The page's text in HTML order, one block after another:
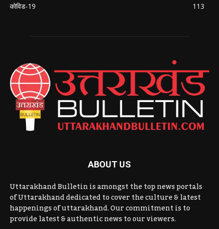
कोविड-19
113
ABOUT US
Uttarakhand Bulletin is amongst the top news portals
of Uttarakhand dedicated to cover the culture & latest
happenings of uttarakhand. Our commitment is to
provide latest & authentic news to our viewers.